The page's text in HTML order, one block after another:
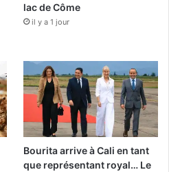
lac de Côme
il y a 1 jour
Bourita arrive à Cali en tant
que représentant royal… Le